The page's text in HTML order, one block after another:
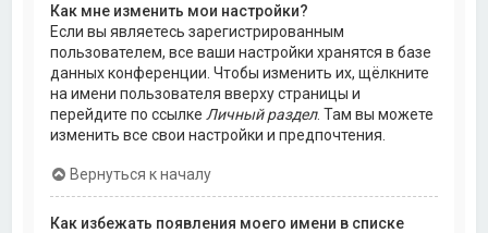
Как мне изменить мои настройки?
Если вы являетесь зарегистрированным
пользователем, все ваши настройки хранятся в базе
данных конференции. Чтобы изменить их, щёлкните
на имени пользователя вверху страницы и
перейдите по ссылке Личный раздел. Там вы можете
изменить все свои настройки и предпочтения.
Вернуться к началу
Как избежать появления моего имени в списке